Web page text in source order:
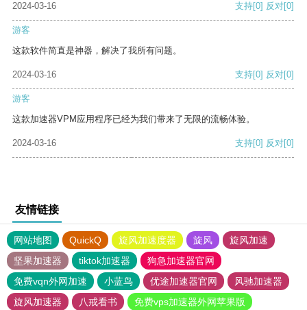
2024-03-16 支持[0] 反对[0]
游客
这款软件简直是神器，解决了我所有问题。
2024-03-16 支持[0] 反对[0]
游客
这款加速器VPM应用程序已经为我们带来了无限的流畅体验。
2024-03-16 支持[0] 反对[0]
友情链接
网站地图 QuickQ 旋风加速度器 旋风
旋风加速
坚果加速器
tiktok加速器
狗急加速器官网
免费vqn外网加速
小蓝鸟 优途加速器官网
风驰加速器
旋风加速器
八戒看书 免费vps加速器外网苹果版